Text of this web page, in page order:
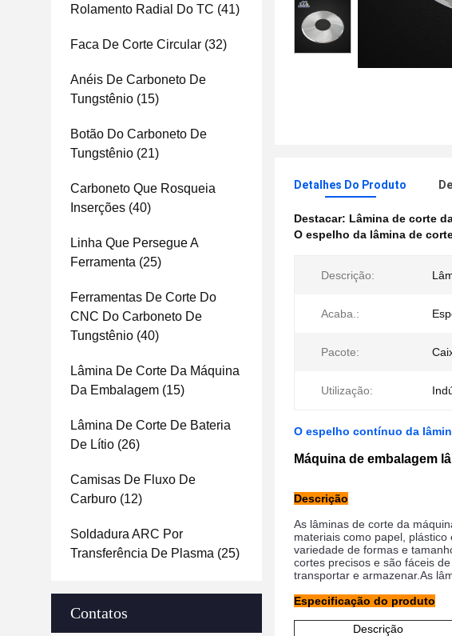
Rolamento Radial Do TC (41)
Faca De Corte Circular (32)
Anéis De Carboneto De
Tungstênio (15)
Botão Do Carboneto De
Tungstênio (21)
Carboneto Que Rosqueia
Inserções (40)
Linha Que Persegue A
Ferramenta (25)
Ferramentas De Corte Do
CNC Do Carboneto De
Tungstênio (40)
Lâmina De Corte Da Máquina
Da Embalagem (15)
Lâmina De Corte De Bateria
De Lítio (26)
Camisas De Fluxo De
Carburo (12)
Soldadura ARC Por
Transferência De Plasma (25)
Contatos
Detalhes Do Produto
Destacar: Lâmina de corte
O espelho da lâmina de
Descrição:
Acaba.:
Pacote:
Utilização:
O espelho contínuo da
Máquina de embalagem
Descrição
As lâminas de corte da
materiais como papel,
variedade de formas e
cortes precisos e são fáceis
transportar e armazenar.As
Especificação do produto
Descrição